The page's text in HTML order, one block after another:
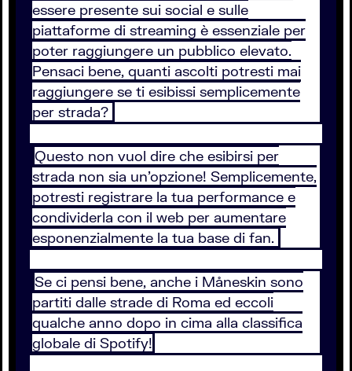
essere presente sui social e sulle
piattaforme di streaming è essenziale per
poter raggiungere un pubblico elevato.
Pensaci bene, quanti ascolti potresti mai
raggiungere se ti esibissi semplicemente
per strada?
Questo non vuol dire che esibirsi per
strada non sia un’opzione! Semplicemente,
potresti registrare la tua performance e
condividerla con il web per aumentare
esponenzialmente la tua base di fan.
Se ci pensi bene, anche i Måneskin sono
partiti dalle strade di Roma ed eccoli
qualche anno dopo in cima alla classifica
globale di Spotify!